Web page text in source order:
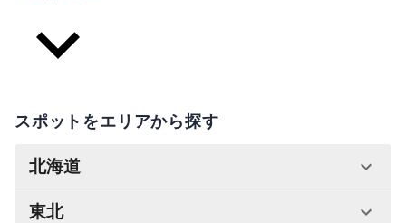
スポットをエリアから探す
北海道
東北